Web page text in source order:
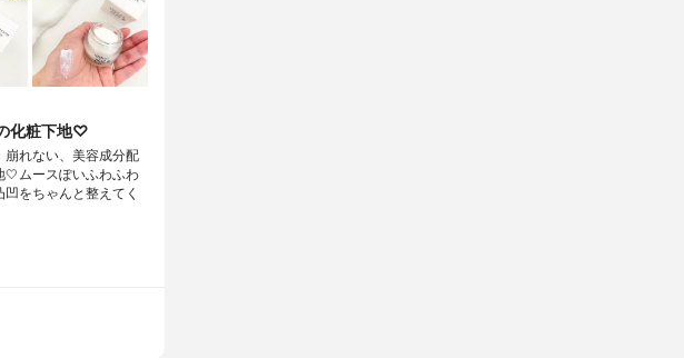
化粧下地♡
崩れない、美容成分配
🤍ムースぽいふわふわ
をちゃんと整えてく